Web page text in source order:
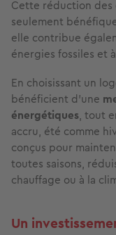
Cette réduction
seulement
elle contribue
énergies fossiles et
En choisissant un
bénéficient d'une
énergétiques, tout
accru, été comme
conçus pour
toutes saisons,
chauffage ou à la
Un